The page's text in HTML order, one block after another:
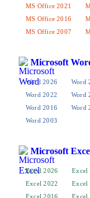
MS Office 2021
MS Office 2016
MS Office 2007
Microsoft
Word 2026 Word
Word 2022
Word
Word 2016
Word
Word 2003
Microsoft
Excel 2026 Excel
Excel 2022
Excel
Excel 2016
Excel